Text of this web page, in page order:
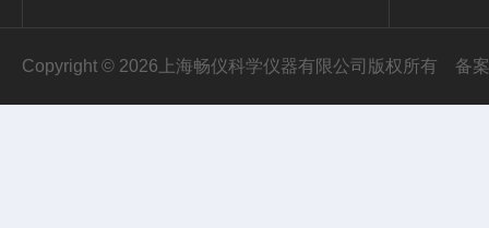
Copyright © 2026上海畅仪科学仪器有限公司版权所有 备